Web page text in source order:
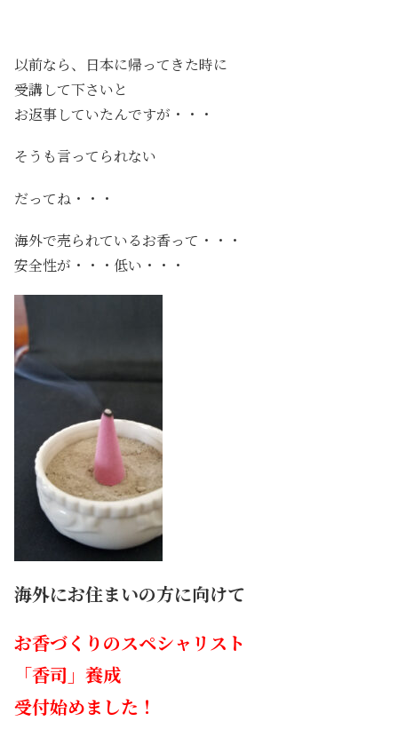
以前なら、日本に帰ってきた時に
受講して下さいと
お返事していたんですが・・・
そうも言ってられない
だってね・・・
海外で売られているお香って・・・
安全性が・・・低い・・・
海外にお住まいの方に向けて
お香づくりのスペシャリスト
「香司」 養成
受付始めました！